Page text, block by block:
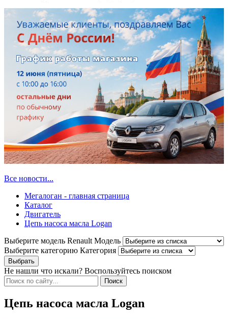
Все новости...
Мегалоган - главная страница
Каталог
Двигатель
Цепь насоса масла Logan
Выберите модель Renault Модель
Выберите категорию Категория
Не нашли что искали? Воспользуйтесь поиском
Цепь насоса масла Logan